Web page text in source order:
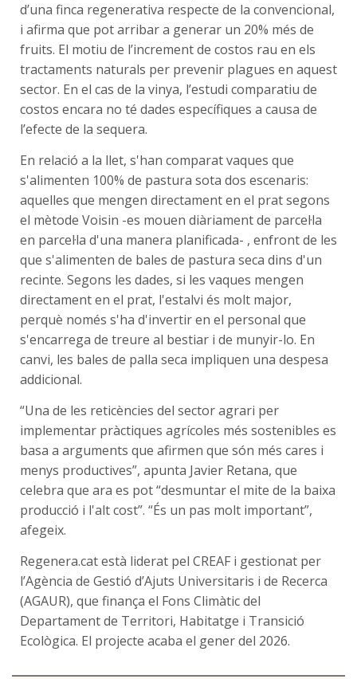
d’una finca regenerativa respecte de la convencional,
i afirma que pot arribar a generar un 20% més de
fruits. El motiu de l’increment de costos rau en els
tractaments naturals per prevenir plagues en aquest
sector. En el cas de la vinya, l’estudi comparatiu de
costos encara no té dades específiques a causa de
l’efecte de la sequera.
En relació a la llet, s'han comparat vaques que
s'alimenten 100% de pastura sota dos escenaris:
aquelles que mengen directament en el prat segons
el mètode Voisin -es mouen diàriament de parcel·la
en parcel·la d'una manera planificada- , enfront de les
que s'alimenten de bales de pastura seca dins d'un
recinte. Segons les dades, si les vaques mengen
directament en el prat, l'estalvi és molt major,
perquè només s'ha d'invertir en el personal que
s'encarrega de treure al bestiar i de munyir-lo. En
canvi, les bales de palla seca impliquen una despesa
addicional.
“Una de les reticències del sector agrari per
implementar pràctiques agrícoles més sostenibles es
basa a arguments que afirmen que són més cares i
menys productives”, apunta Javier Retana, que
celebra que ara es pot “desmuntar el mite de la baixa
producció i l'alt cost”. “És un pas molt important”,
afegeix.
Regenera.cat està liderat pel CREAF i gestionat per
l’Agència de Gestió d’Ajuts Universitaris i de Recerca
(AGAUR), que finança el Fons Climàtic del
Departament de Territori, Habitatge i Transició
Ecològica. El projecte acaba el gener del 2026.